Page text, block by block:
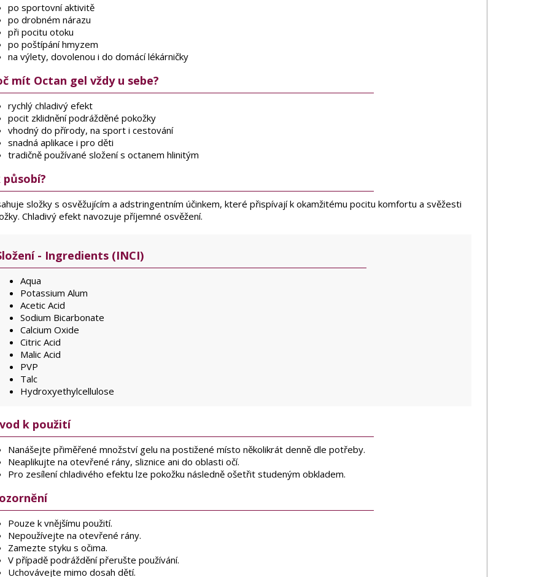
po sportovní aktivitě
po drobném nárazu
při pocitu otoku
po poštípání hmyzem
na výlety, dovolenou i do domácí lékárničky
mít Octan gel vždy u sebe?
rychlý chladivý efekt
pocit zklidnění podrážděné pokožky
vhodný do přírody, na sport i cestování
snadná aplikace i pro děti
tradičně používané složení s octanem hlinitým
působí?
složky s osvěžujícím a adstringentním účinkem, které přispívají k okamžitému pocitu komfortu a svěžesti
Chladivý efekt navozuje příjemné osvěžení.
- Ingredients (INCI)
Aqua
Potassium Alum
Acetic Acid
Sodium Bicarbonate
Calcium Oxide
Citric Acid
Malic Acid
PVP
Talc
Hydroxyethylcellulose
k použití
Nanášejte přiměřené množství gelu na postižené místo několikrát denně dle potřeby.
Neaplikujte na otevřené rány, sliznice ani do oblasti očí.
Pro zesílení chladivého efektu lze pokožku následně ošetřit studeným obkladem.
Pouze k vnějšímu použití.
Nepoužívejte na otevřené rány.
Zamezte styku s očima.
V případě podráždění přerušte používání.
Uchovávejte mimo dosah dětí.